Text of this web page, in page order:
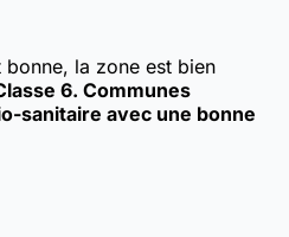
la zone est bien
6. Communes
sanitaire avec une bonne